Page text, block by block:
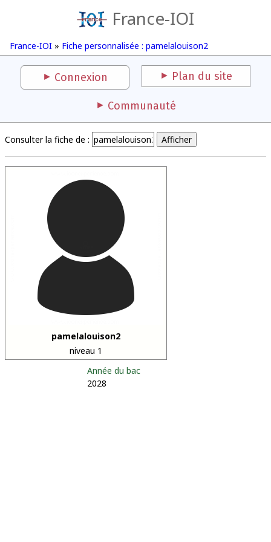
France-IOI
France-IOI » Fiche personnalisée : pamelalouison2
Connexion Plan du site
Communauté
Consulter la fiche de :
pamelalouison2
niveau 1
Année du bac
2028